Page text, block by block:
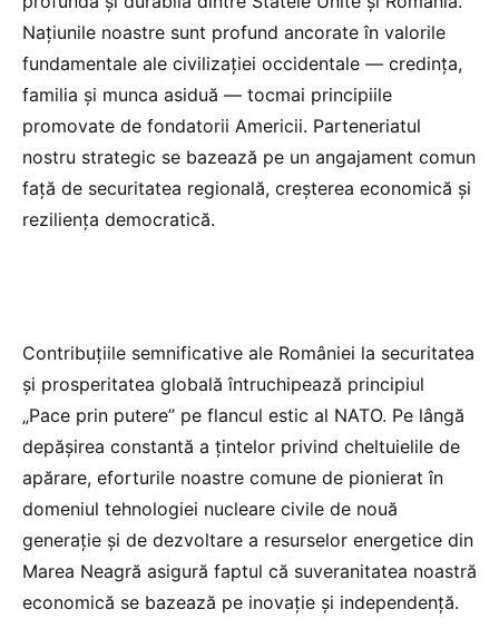
Națiunile noastre sunt profund ancorate în valorile
fundamentale ale civilizației occidentale — credința,
familia și munca asiduă — tocmai principiile
promovate de fondatorii Americii. Parteneriatul
nostru strategic se bazează pe un angajament comun
față de securitatea regională, creșterea economică și
reziliența democratică.
Contribuțiile semnificative ale României la securitatea
și prosperitatea globală întruchipează principiul
„Pace prin putere” pe flancul estic al NATO. Pe lângă
depășirea constantă a țintelor privind cheltuielile de
apărare, eforturile noastre comune de pionierat în
domeniul tehnologiei nucleare civile de nouă
generație și de dezvoltare a resurselor energetice din
Marea Neagră asigură faptul că suveranitatea noastră
economică se bazează pe inovație și independență.